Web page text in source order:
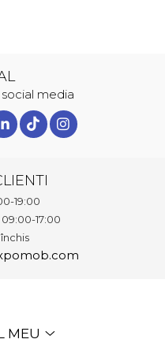
media
19:00
17:00
MEU